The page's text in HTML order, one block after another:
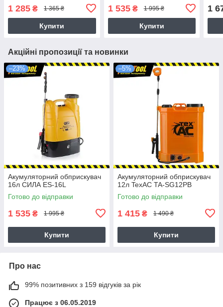
1 285 ₴ 1 365 ₴
Купити
1 535₴ 1 995 ₴
Купити
1
Акційні пропозиції та новинки
–23%
Акумуляторний обприскувач
16л СИЛА ES-16L
Готово до відправки
1 535 ₴ 1 995 ₴
Купити
–5%
Акумуляторний обприскувач
12л TexAC TA-SG12PB
Готово до відправки
1 415 ₴ 1 490 ₴
Купити
Про нас
99% позитивних з 159 відгуків за рік
Працює з 06.05.2019